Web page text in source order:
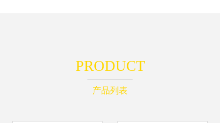
PRODUCT
产品列表